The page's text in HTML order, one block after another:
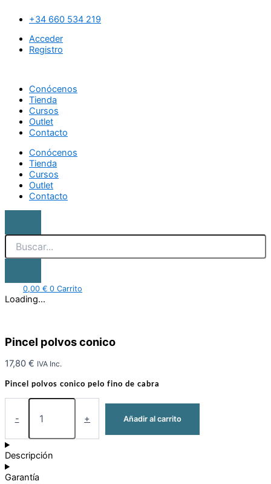
contenido
+34 660 534 219
Acceder
Registro
Conócenos
Tienda
Cursos
Outlet
Contacto
Conócenos
Tienda
Cursos
Outlet
Contacto
0,00 € 0 Carrito
Loading...
Pincel polvos conico
17,80 € IVA Inc.
Pincel polvos conico pelo fino de cabra
-
polvos
cantidad
+ Añadir al carrito
Descripción
Garantía